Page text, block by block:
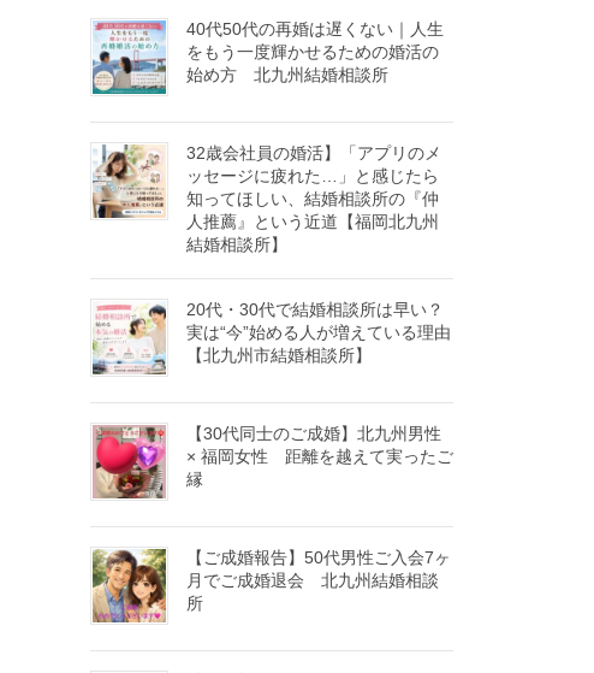
40代50代の再婚は遅くない｜人生
をもう一度輝かせるための婚活の
始め方 北九州結婚相談所
32歳会社員の婚活】「アプリのメ
ッセージに疲れた…」と感じたら
知ってほしい、結婚相談所の『仲
人推薦』という近道【福岡北九州
結婚相談所】
20代・30代で結婚相談所は早い？
実は“今”始める人が増えている理由
【北九州市結婚相談所】
【30代同士のご成婚】北九州男性
× 福岡女性 距離を越えて実ったご
縁
【ご成婚報告】50代男性ご入会7ヶ
月でご成婚退会 北九州結婚相談
所